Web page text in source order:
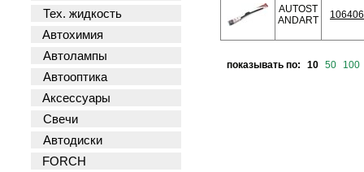
Тех. жидкость
Автохимия
Автолампы
Автооптика
Аксессуары
Свечи
Автодиски
FORCH
AUTOST
ANDART
106406
показывать по: 10 50 100